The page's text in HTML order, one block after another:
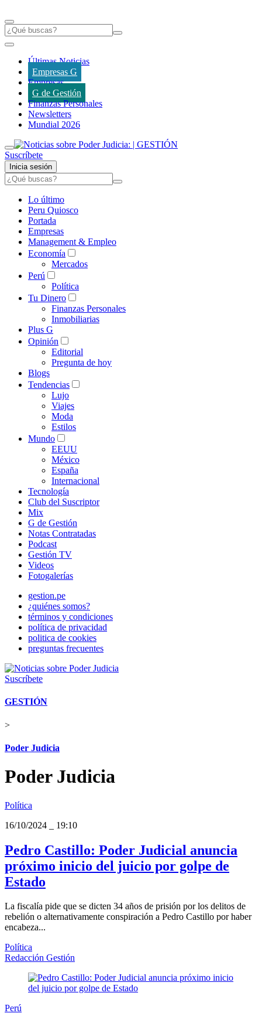
Últimas Noticias
Empresas G
Empresas
G de Gestión
Finanzas Personales
Newsletters
Mundial 2026
Suscríbete
Inicia sesión
Lo último
Peru Quiosco
Portada
Empresas
Management & Empleo
Economía
Mercados
Perú
Política
Tu Dinero
Finanzas Personales
Inmobiliarias
Plus G
Opinión
Editorial
Pregunta de hoy
Blogs
Tendencias
Lujo
Viajes
Moda
Estilos
Mundo
EEUU
México
España
Internacional
Tecnología
Club del Suscriptor
Mix
G de Gestión
Notas Contratadas
Podcast
Gestión TV
Videos
Fotogalerías
gestion.pe
¿quiénes somos?
términos y condiciones
política de privacidad
politica de cookies
preguntas frecuentes
Suscríbete
GESTIÓN
>
Poder Judicia
Poder Judicia
Política
16/10/2024
19:10
Pedro Castillo: Poder Judicial anuncia
próximo inicio del juicio por golpe de
Estado
La fiscalía pide que se dicten 34 años de prisión por los delitos de
rebelión o alternativamente conspiración a Pedro Castillo por haber
encabeza...
Política
Redacción Gestión
Perú